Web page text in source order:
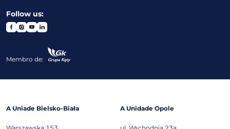
Follow us:
Membro de:
A Uniade Bielsko-Biała A Unidade Opole